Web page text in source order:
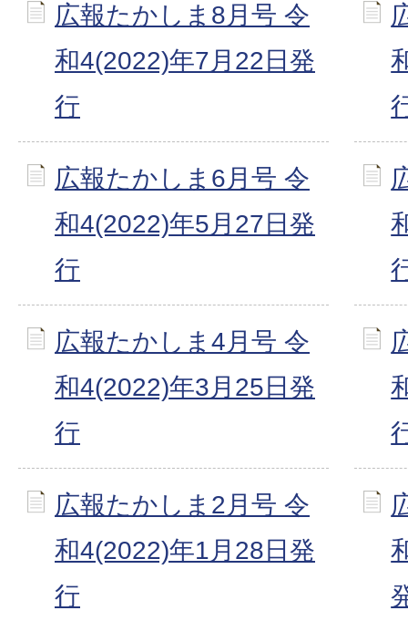
広報たかしま8月号 令
和4(2022)年7月22日発
行
広報たかしま6月号 令
和4(2022)年5月27日発
行
広報たかしま4月号 令
和4(2022)年3月25日発
行
広報たかしま2月号 令
和4(2022)年1月28日発
行